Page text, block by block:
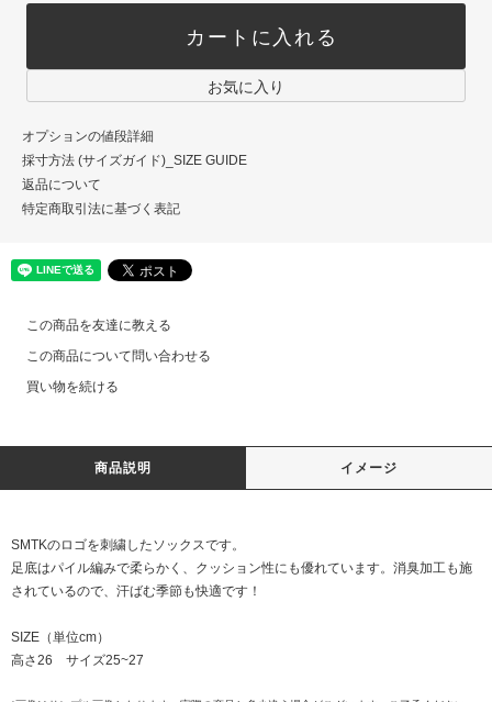
カートに入れる
お気に入り
オプションの値段詳細
採寸方法 (サイズガイド)_SIZE GUIDE
返品について
特定商取引法に基づく表記
この商品を友達に教える
この商品について問い合わせる
買い物を続ける
商品説明 イメージ
SMTKのロゴを刺繍したソックスです。
足底はパイル編みで柔らかく、クッション性にも優れています。消臭加工も施
されているので、汗ばむ季節も快適です！
SIZE（単位cm）
高さ26 サイズ25~27